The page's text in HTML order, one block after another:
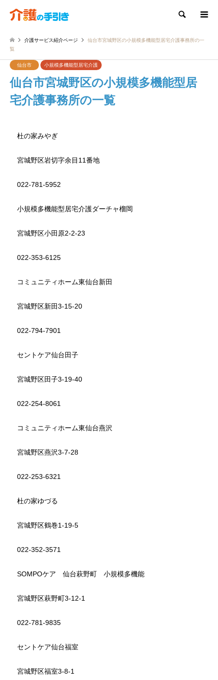
検索
介護サービス紹介ページ
仙台市宮城野区の小規模多機能型居宅介護事務所の一
覧
仙台市 小規模多機能型居宅介護
仙台市宮城野区の小規模多機能型居
宅介護事務所の一覧
杜の家みやぎ
宮城野区岩切字余目11番地
022-781-5952
小規模多機能型居宅介護ダーチャ榴岡
宮城野区小田原2-2-23
022-353-6125
コミュニティホーム東仙台新田
宮城野区新田3-15-20
022-794-7901
セントケア仙台田子
宮城野区田子3-19-40
022-254-8061
コミュニティホーム東仙台燕沢
宮城野区燕沢3-7-28
022-253-6321
杜の家ゆづる
宮城野区鶴巻1-19-5
022-352-3571
SOMPOケア 仙台萩野町 小規模多機能
宮城野区萩野町3-12-1
022-781-9835
セントケア仙台福室
宮城野区福室3-8-1